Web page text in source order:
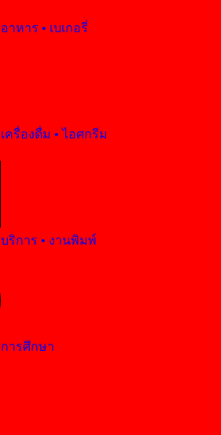
อาหาร • เบเกอรี่
เครื่องดื่ม • ไอศกรีม
บริการ • งานพิมพ์
การศึกษา